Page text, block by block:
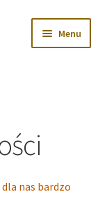
Menu
nas bardzo